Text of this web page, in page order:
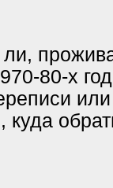
80-х
или
куда